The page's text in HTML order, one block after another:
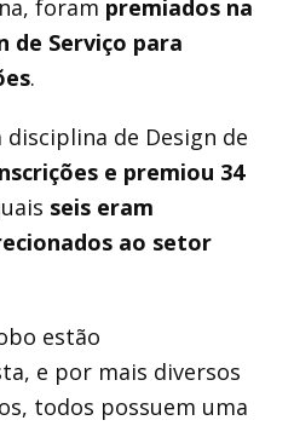
foram premiados na
de Serviço para
.
disciplina de Design de
e premiou 34
seis eram
ao setor
estão
e por mais diversos
todos possuem uma